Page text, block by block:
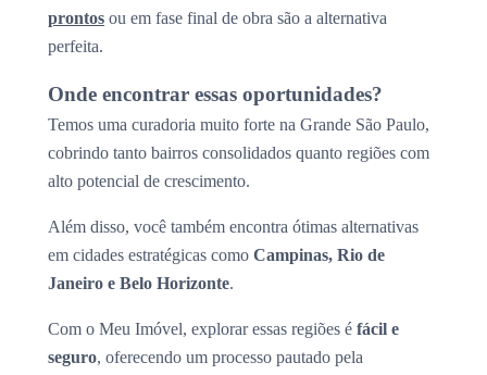
prontos ou em fase final de obra são a alternativa
perfeita.
Onde encontrar essas oportunidades?
Temos uma curadoria muito forte na Grande São Paulo,
cobrindo tanto bairros consolidados quanto regiões com
alto potencial de crescimento.
Além disso, você também encontra ótimas alternativas
em cidades estratégicas como Campinas, Rio de
Janeiro e Belo Horizonte.
Com o Meu Imóvel, explorar essas regiões é fácil e
seguro, oferecendo um processo pautado pela